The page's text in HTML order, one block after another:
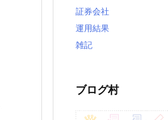
証券会社
運用結果
雑記
ブログ村